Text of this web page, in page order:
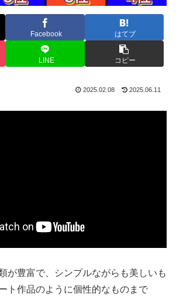
Facebook はてブ
LINE コピー
2025.02.08 2025.06.11
が豊富で、シンプルながらも美しいも
ト作品のように個性的なものまで